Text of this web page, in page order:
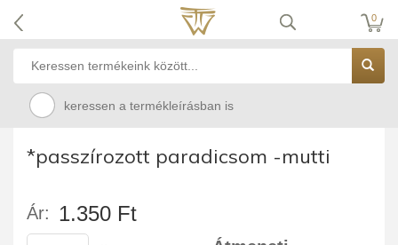
0
keressen a termékleírásban is
*passzírozott paradicsom -mutti
Ár: 1.350 Ft